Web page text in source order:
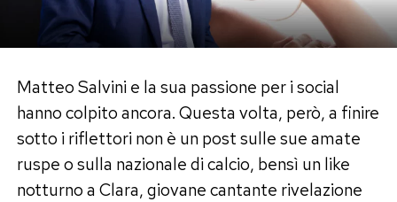
Matteo Salvini e la sua passione per i social
hanno colpito ancora. Questa volta, però, a finire
sotto i riflettori non è un post sulle sue amate
ruspe o sulla nazionale di calcio, bensì un like
notturno a Clara, giovane cantante rivelazione